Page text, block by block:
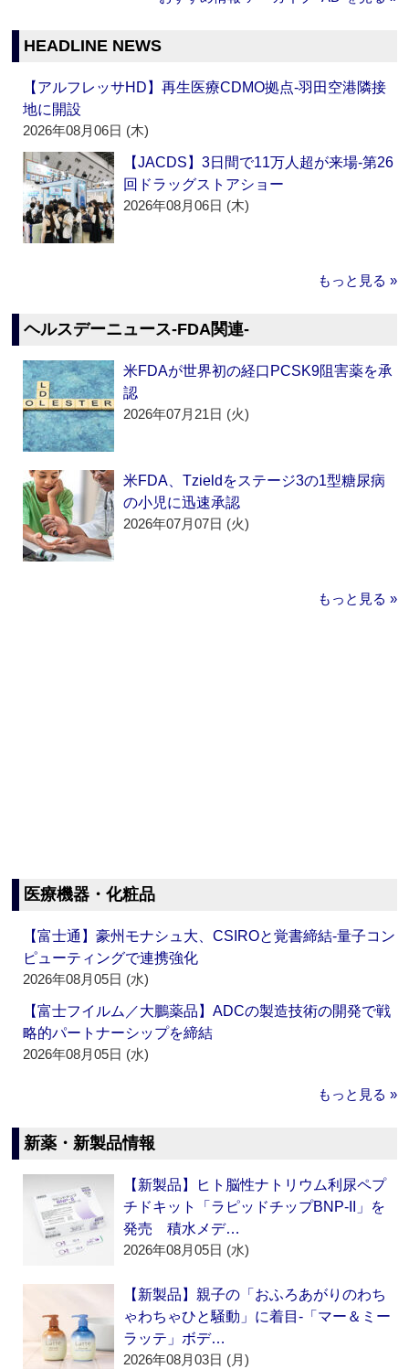
HEADLINE NEWS
【アルフレッサHD】再生医療CDMO拠点‐羽田空港隣接
地に開設
2026年08月06日 (木)
【JACDS】3日間で11万人超が来場‐第26
回ドラッグストアショー
2026年08月06日 (木)
もっと見る »
ヘルスデーニュース‐FDA関連‐
米FDAが世界初の経口PCSK9阻害薬を承
認
2026年07月21日 (火)
米FDA、Tzieldをステージ3の1型糖尿病
の小児に迅速承認
2026年07月07日 (火)
もっと見る »
医療機器・化粧品
【富士通】豪州モナシュ大、CSIROと覚書締結‐量子コン
ピューティングで連携強化
2026年08月05日 (水)
【富士フイルム／大鵬薬品】ADCの製造技術の開発で戦
略的パートナーシップを締結
2026年08月05日 (水)
もっと見る »
新薬・新製品情報
【新製品】ヒト脳性ナトリウム利尿ペプ
チドキット「ラピッドチップBNP-II」を
発売 積水メデ…
2026年08月05日 (水)
【新製品】親子の「おふろあがりのわち
ゃわちゃひと騒動」に着目‐「マー＆ミー
ラッテ」ボデ…
2026年08月03日 (月)